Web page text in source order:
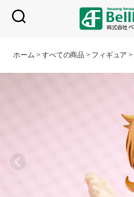
フ
イ
ホーム >すべての商品 > フィギュア >